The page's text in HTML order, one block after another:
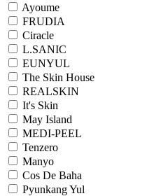
Ayoume
FRUDIA
Ciracle
L.SANIC
EUNYUL
The Skin House
REALSKIN
It's Skin
May Island
MEDI-PEEL
Tenzero
Manyo
Cos De Baha
Pyunkang Yul